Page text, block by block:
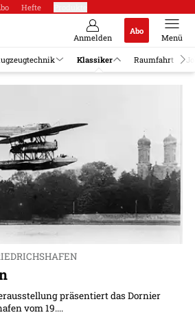
Hefte
Anmelden
Abo
Menü
Klassiker Raumfahrt
präsentiert das Dornier
vom 19....